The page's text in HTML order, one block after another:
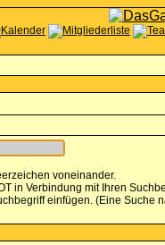
voneinander.
in Verbindung mit Ihren
einfügen. (Eine Suche